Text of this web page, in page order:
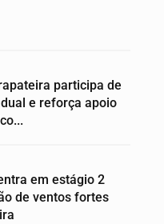
participa de
e reforça apoio
em estágio 2
de ventos fortes